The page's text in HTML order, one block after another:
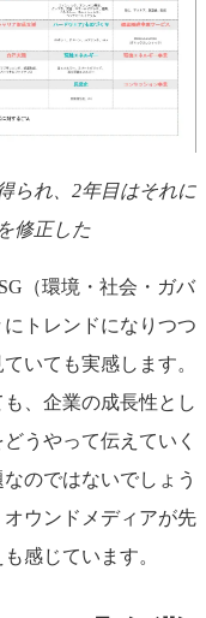
られ、2年目はそれに
修正した
（環境・社会・ガバ
トレンドになりつつ
いても実感します。
、企業の成長性とし
うやって伝えていく
のではないでしょう
ウンドメディアが先
感じています。